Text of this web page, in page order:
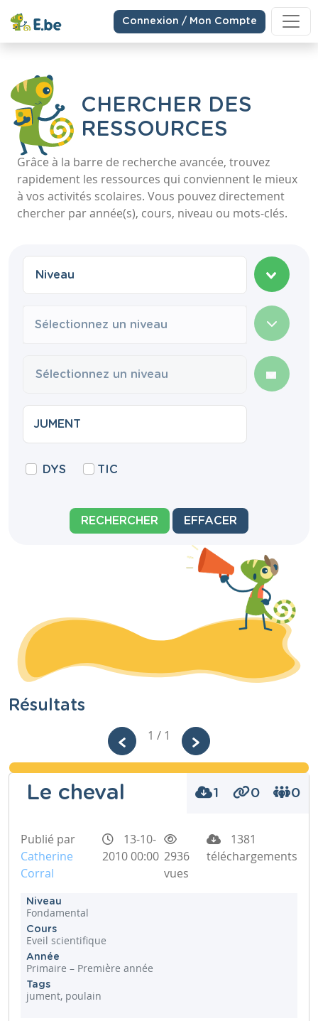
Connexion / Mon Compte
CHERCHER DES
RESSOURCES
Grâce à la barre de recherche avancée, trouvez
rapidement les ressources qui conviennent le mieux
à vos activités scolaires. Vous pouvez directement
chercher par année(s), cours, niveau ou mots-clés.
Sélectionnez un niveau
DYS TIC
RECHERCHER EFFACER
Résultats
1 / 1
Le cheval 1 0 0
Publié par
Catherine
Corral
13-10-
2010 00:00 2936
vues
1381
téléchargements
Niveau
Fondamental
Cours
Eveil scientifique
Année
Primaire – Première année
Tags
jument, poulain